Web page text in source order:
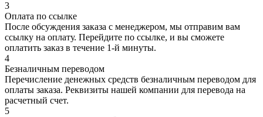
3
Оплата по ссылке
После обсуждения заказа с менеджером, мы отправим вам
ссылку на оплату. Перейдите по ссылке, и вы сможете
оплатить заказ в течение 1-й минуты.
4
Безналичным переводом
Перечисление денежных средств безналичным переводом для
оплаты заказа. Реквизиты нашей компании для перевода на
расчетный счет.
5